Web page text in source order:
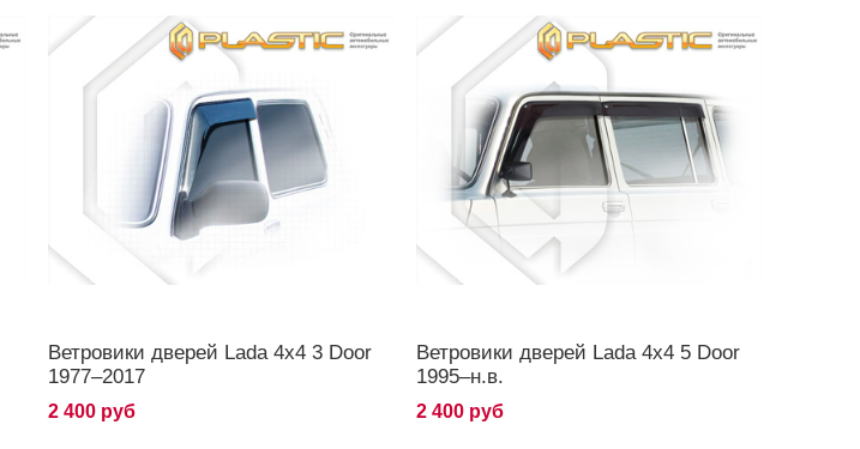
Ветровики дверей Lada 4x4 3 Door
1977–2017
2 400 руб
Ветровики дверей Lada 4x4 5 Door
1995–н.в.
2 400 руб